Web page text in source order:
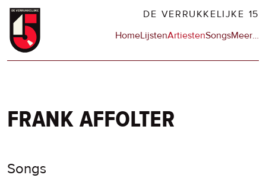
Overslaan
naar
DE VERRUKKELIJKE 15
Hoofdnavigatie
HomeLijstenArtiestenSongsMeerop
…
frank affolter
Songs